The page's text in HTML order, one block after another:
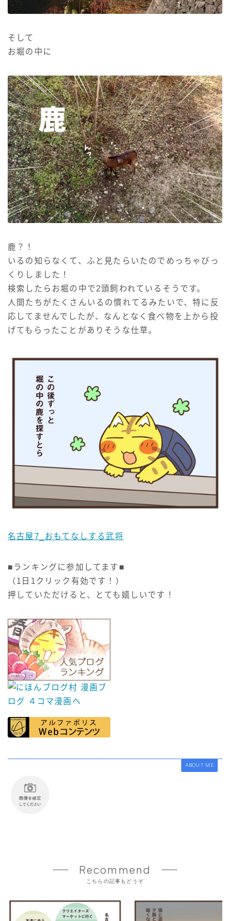
そして
お堀の中に
鹿？！
いるの知らなくて、ふと見たらいたのでめっちゃびっ
くりしました！
検索したらお堀の中で2頭飼われているそうです。
人間たちがたくさんいるの慣れてるみたいで、特に反
応してませんでしたが、なんとなく食べ物を上から投
げてもらったことがありそうな仕草。
名古屋7_おもてなしする武将
■ランキングに参加してます■
（1日1クリック有効です！）
押していただけると、とても嬉しいです！
ABOUT ME
Recommend
こちらの記事もどうぞ